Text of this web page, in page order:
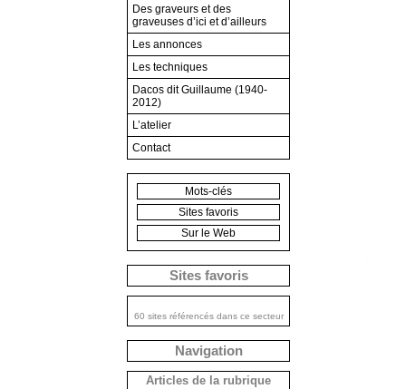
Des graveurs et des
graveuses d’ici et d’ailleurs
Les annonces
Les techniques
Dacos dit Guillaume (1940-
2012)
L’atelier
Contact
Mots-clés
Sites favoris
Sur le Web
Sites favoris
60 sites référencés dans ce secteur
Navigation
Articles de la rubrique